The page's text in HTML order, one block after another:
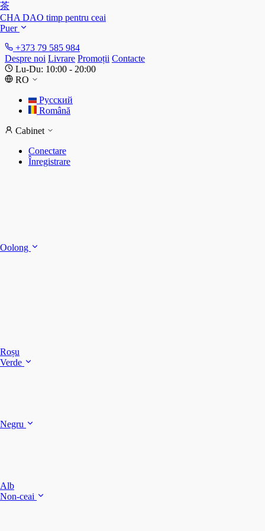
+373 79 585 984
Despre noi Livrare Promoții Contacte
Lu-Du: 10:00 - 20:00
RO
Русский
Română
Cabinet
Conectare
Înregistrare
茶
CHA DAO timp pentru ceai
Puer
Oolong
Roșu
Verde
Negru
Alb
Non-ceai